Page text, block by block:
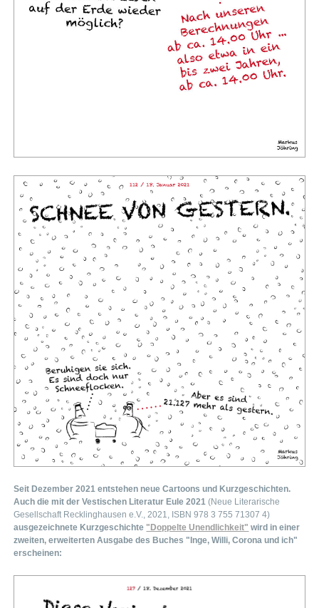
Seit Dezember 2021 entstehen neue Cartoons und Kurzgeschichten.
Auch die mit der Vestischen Literatur Eule 2021(Neue Literarische
Gesellschaft Recklinghausen e.V., 2021, ISBN 978 3 755 71307 4)
ausgezeichnete Kurzgeschichte "Doppelte Unendlichkeit" wird in einer
zweiten, erweiterten Ausgabe des Buches "Inge, Willi, Corona und ich"
erscheinen: